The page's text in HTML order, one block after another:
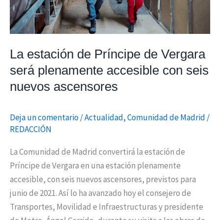
La estación de Príncipe de Vergara
será plenamente accesible con seis
nuevos ascensores
Deja un comentario/Actualidad,Comunidad de Madrid /
REDACCIÓN
La Comunidad de Madrid convertirá la estación de
Príncipe de Vergara en una estación plenamente
accesible, con seis nuevos ascensores, previstos para
junio de 2021. Así lo ha avanzado hoy el consejero de
Transportes, Movilidad e Infraestructuras y presidente
accesible
con
nuevos
ascensores